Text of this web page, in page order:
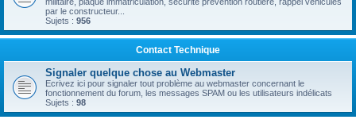
par le constructeur...
Sujets : 956
Contact Technique
Signaler quelque chose au Webmaster
Ecrivez ici pour signaler tout problème au webmaster concernant le
fonctionnement du forum, les messages SPAM ou les utilisateurs indélicats
Sujets : 98